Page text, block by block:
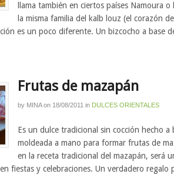
llama también en ciertos países Namoura
la misma familia del kalb louz (el corazón
es un poco diferente. Un bizcocho a base
Frutas de mazapán
by MINA on 18/08/2011 in DULCES ORIENTALES
Es un dulce tradicional sin cocción hecho a
moldeada a mano para formar frutas de
en la receta tradicional del mazapán, será
fiestas y celebraciones. Un verdadero regalo